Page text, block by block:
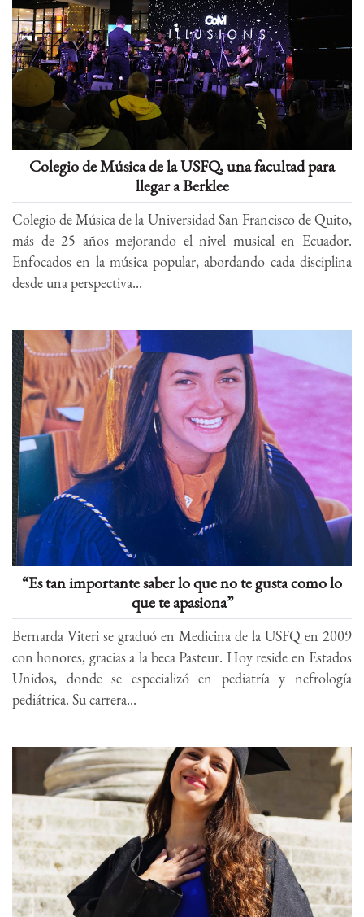
Colegio de Música de la USFQ, una facultad para
llegar a Berklee
Colegio de Música de la Universidad San Francisco de Quito,
más de 25 años mejorando el nivel musical en Ecuador.
Enfocados en la música popular, abordando cada disciplina
desde una perspectiva...
“Es tan importante saber lo que no te gusta como lo
que te apasiona”
Bernarda Viteri se graduó en Medicina de la USFQ en 2009
con honores, gracias a la beca Pasteur. Hoy reside en Estados
Unidos, donde se especializó en pediatría y nefrología
pediátrica. Su carrera...